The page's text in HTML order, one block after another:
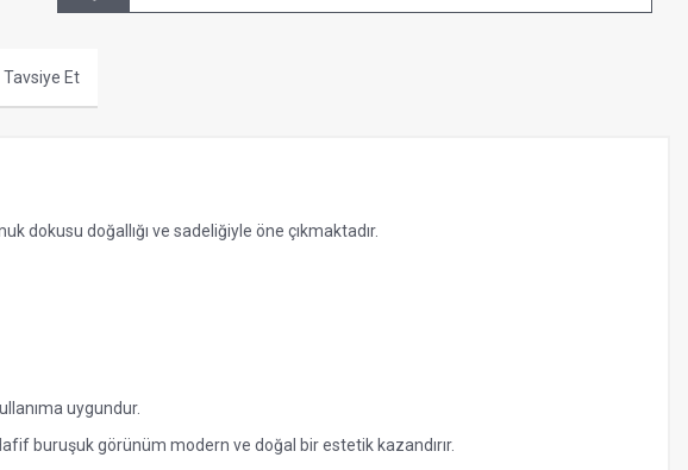
Tavsiye Et
dokusu doğallığı ve sadeliğiyle öne çıkmaktadır.
uygundur.
buruşuk görünüm modern ve doğal bir estetik kazandırır.